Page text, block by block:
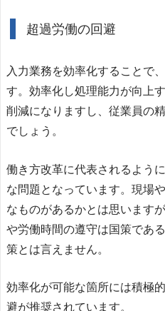
超過労働の回避
入力業務を効率化することで
す。効率化し処理能力が向上
削減になりますし、従業員の
でしょう。
働き方改革に代表されるよう
な問題となっています。現場
なものがあるかとは思います
や労働時間の遵守は国策であ
策とは言えません。
効率化が可能な箇所には積極
避が推奨されています。